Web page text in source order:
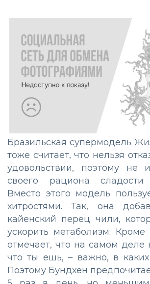
Бразильская супермодель
тоже считает, что нельзя
удовольствии, поэтому не
своего рациона
Вместо этого модель
хитростями. Так, она
кайенский перец чили,
ускорить метаболизм. Кроме
отмечает, что на самом деле
что ты ешь, – важно, в каких
Поэтому Бундхен